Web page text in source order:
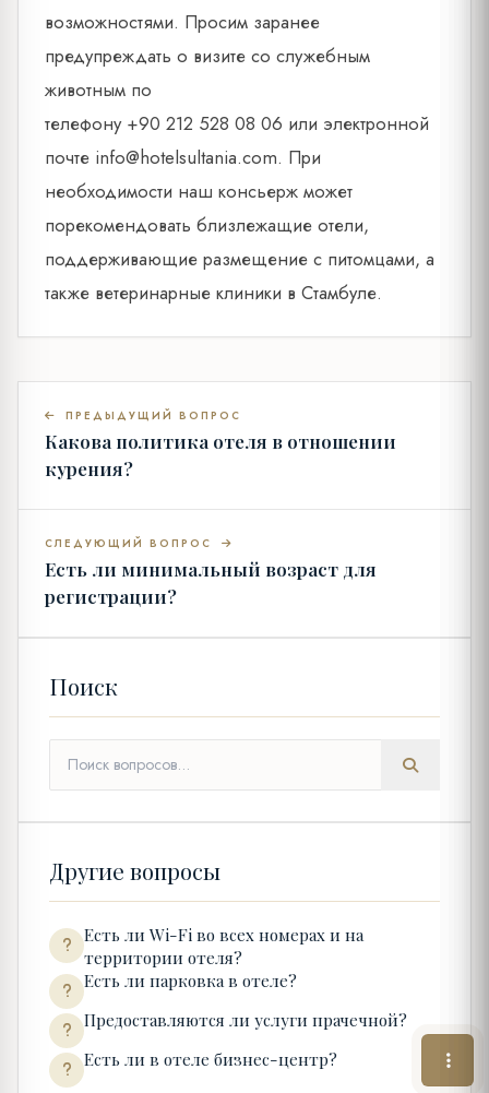
возможностями. Просим заранее
предупреждать о визите со служебным
животным по
телефону +90 212 528 08 06 или электронной
почте info@hotelsultania.com. При
необходимости наш консьерж может
порекомендовать близлежащие отели,
поддерживающие размещение с питомцами, а
также ветеринарные клиники в Стамбуле.
ПРЕДЫДУЩИЙ ВОПРОС
Какова политика отеля в отношении
курения?
СЛЕДУЮЩИЙ ВОПРОС
Есть ли минимальный возраст для
регистрации?
Поиск
Другие вопросы
Есть ли Wi-Fi во всех номерах и на
территории отеля?
Есть ли парковка в отеле?
Предоставляются ли услуги прачечной?
Есть ли в отеле бизнес-центр?